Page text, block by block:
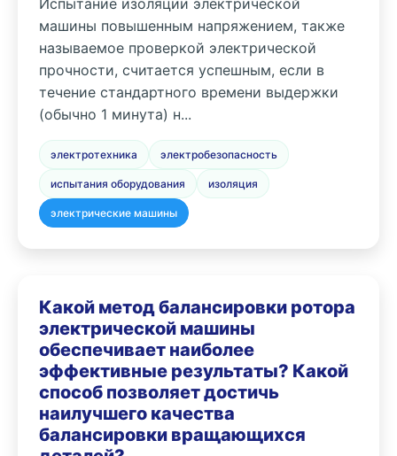
Испытание изоляции электрической
машины повышенным напряжением, также
называемое проверкой электрической
прочности, считается успешным, если в
течение стандартного времени выдержки
(обычно 1 минута) н...
электротехника электробезопасность
испытания оборудования изоляция
электрические машины
Какой метод балансировки ротора
электрической машины
обеспечивает наиболее
эффективные результаты? Какой
способ позволяет достичь
наилучшего качества
балансировки вращающихся